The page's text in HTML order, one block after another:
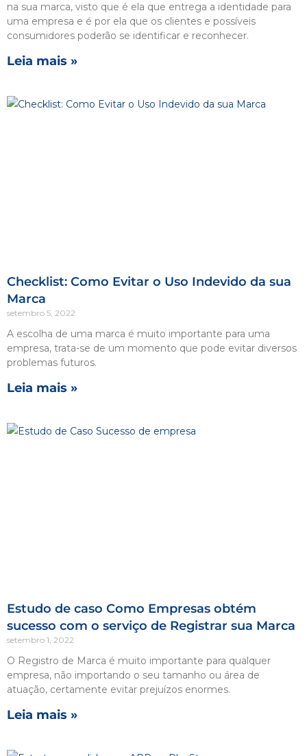
na sua marca, visto que é ela que entrega a identidade para
uma empresa e é por ela que os clientes e possíveis
consumidores poderão se identificar e reconhecer.
Leia mais »
Checklist: Como Evitar o Uso Indevido da sua
Marca
setembro 5, 2022
A escolha de uma marca é muito importante para uma
empresa, trata-se de um momento que pode evitar diversos
problemas futuros.
Leia mais »
Estudo de caso Como Empresas obtém
sucesso com o serviço de Registrar sua Marca
setembro 1, 2022
O Registro de Marca é muito importante para qualquer
empresa, não importando o seu tamanho ou área de
atuação, certamente evitar prejuízos enormes.
Leia mais »